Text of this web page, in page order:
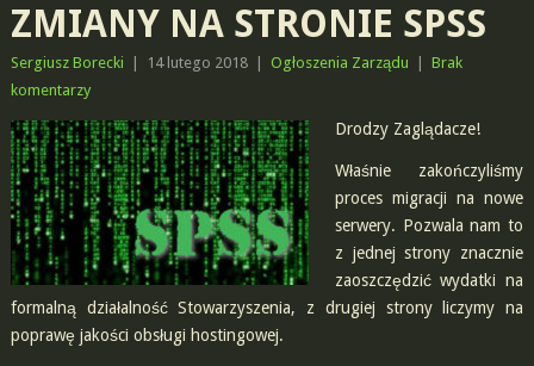
ZMIANY NA STRONIE SPSS
Sergiusz Borecki 14 lutego 2018 Ogłoszenia Zarządu
Brak
komentarzy
Drodzy Zaglądacze!
Właśnie zakończyliśmy
proces migracji na nowe
serwery. Pozwala nam to
z jednej strony znacznie
zaoszczędzić wydatki na
formalną działalność Stowarzyszenia, z drugiej strony liczymy na
poprawę jakości obsługi hostingowej.